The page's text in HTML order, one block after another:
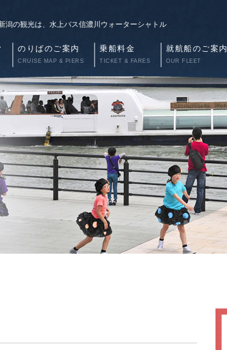
潟の観光は、水上バス信濃川ウォーターシャトル
のりばのご案内
CRUISE MAP & PIERS
乗船料金
TICKET & FARES
就航船のご案内
OUR FLEET